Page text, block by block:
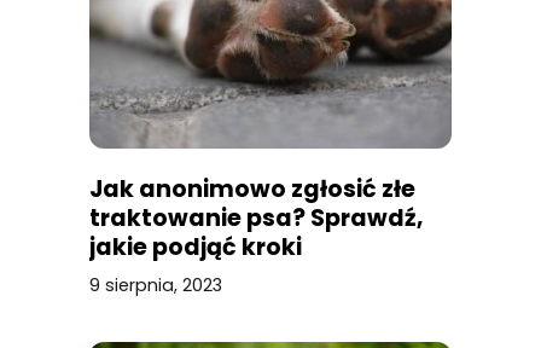
Jak anonimowo zgłosić złe
traktowanie psa? Sprawdź,
jakie podjąć kroki
9 sierpnia, 2023